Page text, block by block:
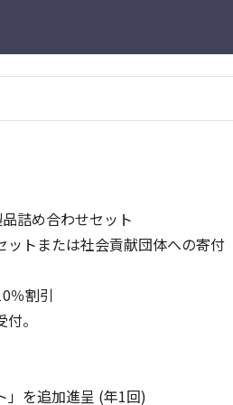
詰め合わせセット
トまたは社会貢献団体への寄付
％割引
。
を追加進呈 (年1回)